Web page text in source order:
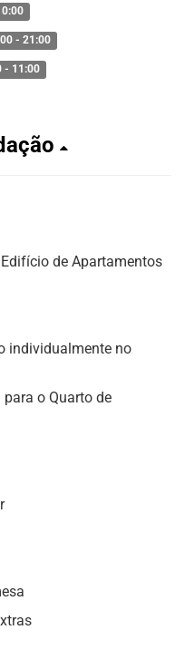
- 21:00
- 11:00
de Apartamentos
individualmente no
o Quarto de